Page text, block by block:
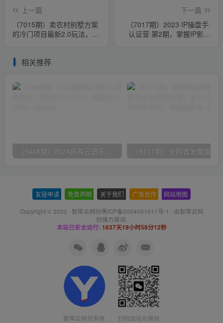
上一篇
（7015期）卖农村别墅方案
的冷门项目最新2.0玩法，一
下一篇
（7017期）2023·IP操盘手·
认证营·第2期，掌握IP影响
相关推荐
友链申请 免责声明 关于我们 广告合作 网站地图
Copyright © 2023 · 智库云网创黑ICP备2024031011号-1 · 由智库云网
创强力驱动.
本站已安全运行: 1637天19小时58分12秒
智库云网创系统
扫码加站长微信